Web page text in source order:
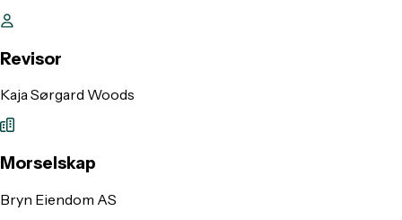
Revisor
Kaja Sørgard Woods
Morselskap
Bryn Eiendom AS